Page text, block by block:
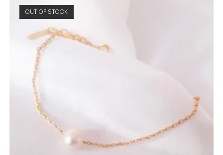
OUT OF STOCK